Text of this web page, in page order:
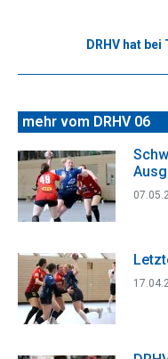
DRHV hat
mehr vom DRHV 06